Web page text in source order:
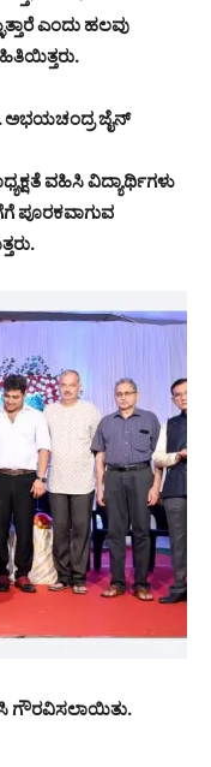
ಎಂದು ಹಲವು
ಅಭಯಚಂದ್ರ ಜೈನ್
ವಹಿಸಿ ವಿದ್ಯಾರ್ಥಿಗಳು
ಪೂರಕವಾಗುವ
ಗೌರವಿಸಲಾಯಿತು.